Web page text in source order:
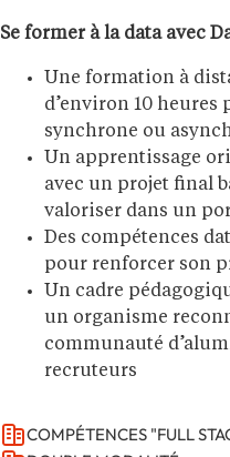
Se former à la data avec
Une formation à
d’environ 10 heures
synchrone ou
Un apprentissage
avec un projet final
valoriser dans un
Des compétences
pour renforcer son
Un cadre
un organisme
communauté
recruteurs
COMPÉTENCES "FULL